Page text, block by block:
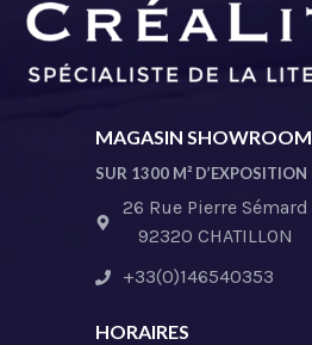
MAGASIN SHOWROOM
SUR 1300 M² D’EXPOSITION
26 Rue Pierre Sémard
92320 CHATILLON
+33(0)146540353
HORAIRES